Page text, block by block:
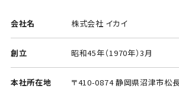
会社名 株式会社 イカイ
創立 昭和45年（1970年）3月
本社所在地 〒410-0874 静岡県沼津市松